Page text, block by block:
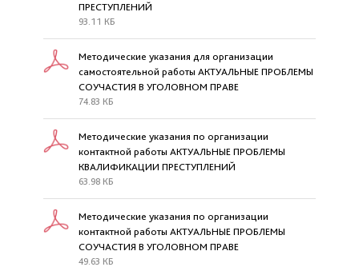
ПРЕСТУПЛЕНИЙ
93.11 КБ
Методические указания для организации
самостоятельной работы АКТУАЛЬНЫЕ ПРОБЛЕМЫ
СОУЧАСТИЯ В УГОЛОВНОМ ПРАВЕ
74.83 КБ
Методические указания по организации
контактной работы АКТУАЛЬНЫЕ ПРОБЛЕМЫ
КВАЛИФИКАЦИИ ПРЕСТУПЛЕНИЙ
63.98 КБ
Методические указания по организации
контактной работы АКТУАЛЬНЫЕ ПРОБЛЕМЫ
СОУЧАСТИЯ В УГОЛОВНОМ ПРАВЕ
49.63 КБ